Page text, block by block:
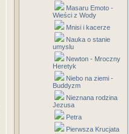
Masaru Emoto -
Wieści z Wody
Mnisi i kacerze
Nauka o stanie
umyslu
Newton - Mroczny
Heretyk
Niebo na ziemi -
Buddyzm
Nieznana rodzina
Jezusa
Petra
Pierwsza Krucjata